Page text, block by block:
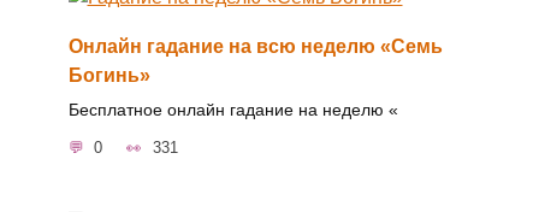
Онлайн гадание на всю неделю «Семь
Богинь»
Бесплатное онлайн гадание на неделю «
0 331